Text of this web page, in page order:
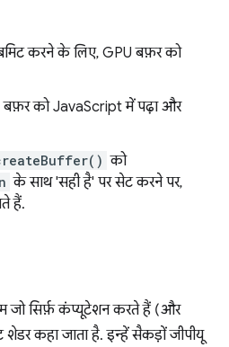
करने के लिए, GPU बफ़र को
बफ़र को JavaScript में पढ़ा और
को
के साथ 'सही है' पर सेट करने पर,
हैं.
जो सिर्फ़ कंप्यूटेशन करते हैं (और
शेडर कहा जाता है. इन्हें सैकड़ों जीपीयू